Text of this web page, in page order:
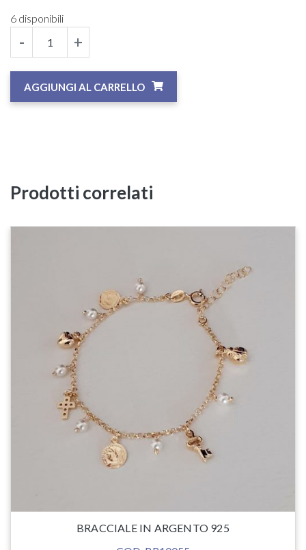
6 disponibili
- +
AGGIUNGI AL CARRELLO
Prodotti correlati
BRACCIALE IN ARGENTO 925